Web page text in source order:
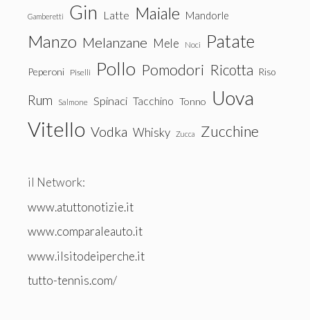
Gamberetti Gin Latte Maiale Mandorle
Manzo Melanzane Mele Noci Patate
Peperoni Piselli Pollo Pomodori Ricotta Riso
Rum Salmone Spinaci Tacchino Tonno Uova
Vitello Vodka Whisky Zucca Zucchine
il Network:
www.atuttonotizie.it
www.comparaleauto.it
www.ilsitodeiperche.it
tutto-tennis.com/